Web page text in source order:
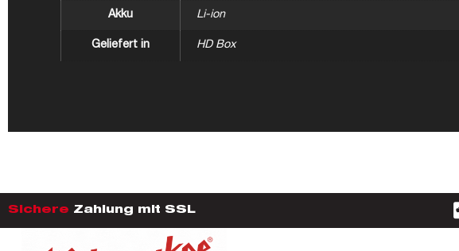
Akku Li-ion
Geliefert in HD Box
Sichere Zahlung mit SSL